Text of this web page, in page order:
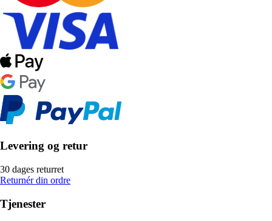
Levering og retur
30 dages returret
Returnér din ordre
Tjenester